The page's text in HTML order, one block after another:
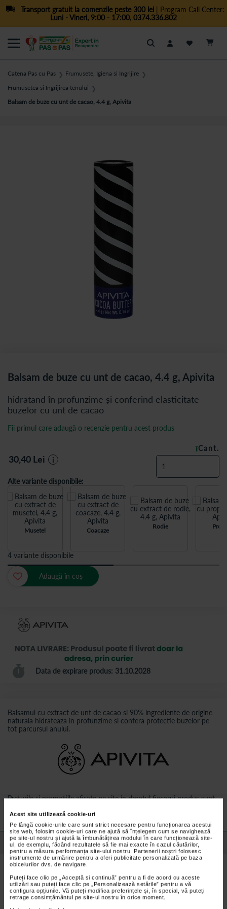
Acest site utilizează cookie-uri
Pe lângă cookie-urile care sunt strict necesare pentru funcționarea acestui
site web, folosim cookie-uri care ne ajută să înțelegem cum se navighează
pe site-ul nostru și ajută la îmbunătățirea modului în care funcționează site-
ul, de exemplu, făcând rezultatele să fie mai exacte în cazul căutărilor,
pentru a măsura performanța site-ului nostru. Partenerii noștri folosesc
instrumente de urmărire pentru a oferi publicitate personalizată pe baza
obiceiurilor dvs. de navigare.
Puteți face clic pe „Acceptă si continuă” pentru a fi de acord cu aceste
utilizări sau puteți face clic pe „Personalizează setările” pentru a vă
configura opțiunile. Vă puteți modifica preferințele și, în special, vă puteți
retrage consimțământul pe site-ul nostru în orice moment.
Transport gratuit la comenzile peste 300 lei| Program Call Center:
Luni - Vineri, 9:00 - 17:00, 0374.336.802
Cautare
Catena Pas cu Pas ❯ Frumusete, Igiena si Ingrijire ❯
Frumusetea si Ingrijirea tenului ❯
Balsam de buze cu unt de cacao, 4.4 g, Apivita
Data de expirare produs: 31.10.2028
Balsamul cu extract de unt de cacao si 90% ingrediente de origine
naturala hidrateaza in profunzime si confera protectie buzelor pe
tot parcursul anului.
Balsam de buze cu unt de cacao, 4.4 g, Apivita
hidratand în profunzime și conferind elasticitate
buzelor cu unt de cacao
ÎN STOC
Fii primul care adaugă o recenzie pentru acest produs
30,40 Lei i
Cant.
Alte variante disponibile:
Musetel Coacaze
Rodie
4 variante disponibile
Adaugă în coș
Preturile si promotiile afisate pe site in dreptul fiecarui produs sunt
Detalii despre produs
Beneficii Apivita Balsam de buze cu unt de cacao:
Se absoarbe rapid in piele;
Calmeaza buzele cu bisabolol;